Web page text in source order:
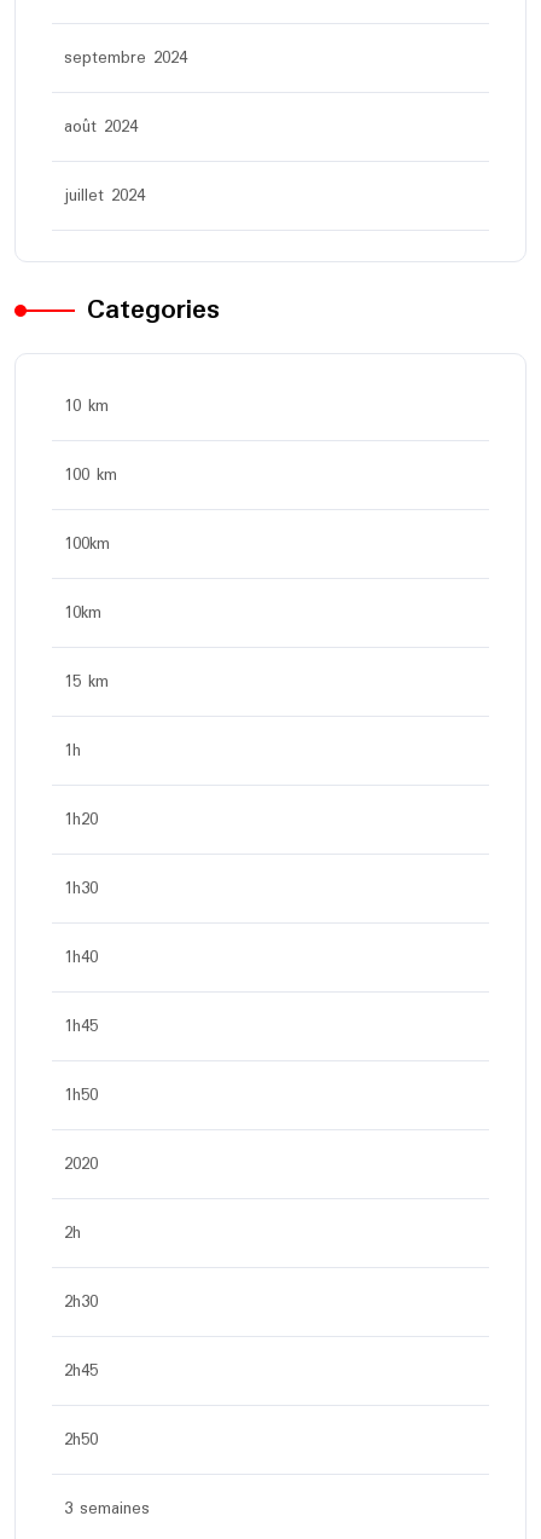
septembre 2024
août 2024
juillet 2024
Categories
10 km
100 km
100km
10km
15 km
1h
1h20
1h30
1h40
1h45
1h50
2020
2h
2h30
2h45
2h50
3 semaines